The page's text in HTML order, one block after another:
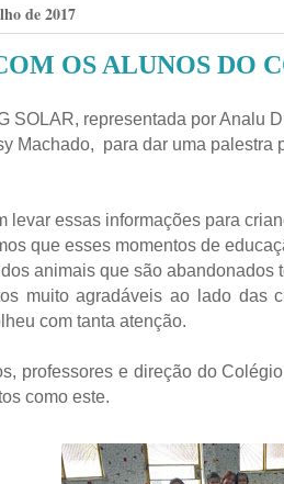
de 2017
OS ALUNOS DO
SOLAR, representada por Analu
Machado, para dar uma palestra
levar essas informações para
que esses momentos de
animais que são abandonados
muito agradáveis ao lado das
com tanta atenção.
professores e direção do
como este.